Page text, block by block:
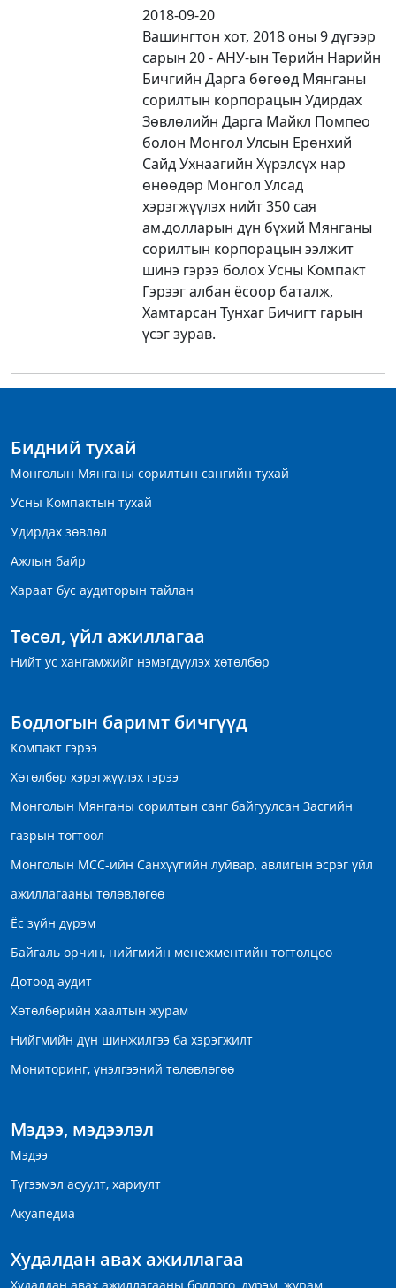
2018-09-20
Вашингтон хот, 2018 оны 9 дүгээр
сарын 20 - АНУ-ын Төрийн Нарийн
Бичгийн Дарга бөгөөд Мянганы
сорилтын корпорацын Удирдах
Зөвлөлийн Дарга Майкл Помпео
болон Монгол Улсын Ерөнхий
Сайд Ухнаагийн Хүрэлсүх нар
өнөөдөр Монгол Улсад
хэрэгжүүлэх нийт 350 сая
ам.долларын дүн бүхий Мянганы
сорилтын корпорацын ээлжит
шинэ гэрээ болох Усны Компакт
Гэрээг албан ёсоор баталж,
Хамтарсан Тунхаг Бичигт гарын
үсэг зурав.
Бидний тухай
Монголын Мянганы сорилтын сангийн тухай
Усны Компактын тухай
Удирдах зөвлөл
Ажлын байр
Хараат бус аудиторын тайлан
Төсөл, үйл ажиллагаа
Нийт ус хангамжийг нэмэгдүүлэх хөтөлбөр
Бодлогын баримт бичгүүд
Компакт гэрээ
Хөтөлбөр хэрэгжүүлэх гэрээ
Монголын Мянганы сорилтын санг байгуулсан Засгийн
газрын тогтоол
Монголын МСС-ийн Санхүүгийн луйвар, авлигын эсрэг үйл
ажиллагааны төлөвлөгөө
Ёс зүйн дүрэм
Байгаль орчин, нийгмийн менежментийн тогтолцоо
Дотоод аудит
Хөтөлбөрийн хаалтын журам
Нийгмийн дүн шинжилгээ ба хэрэгжилт
Мониторинг, үнэлгээний төлөвлөгөө
Мэдээ, мэдээлэл
Мэдээ
Түгээмэл асуулт, хариулт
Акуапедиа
Худалдан авах ажиллагаа